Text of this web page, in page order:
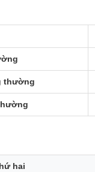
thường
hai